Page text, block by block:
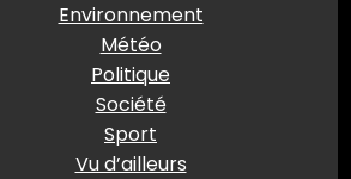
Environnement
Météo
Politique
Société
Sport
Vu d’ailleurs